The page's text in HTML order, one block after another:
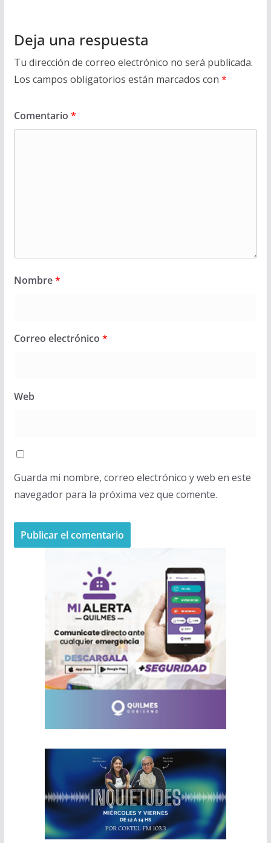
Deja una respuesta
Tu dirección de correo electrónico no será publicada.
Los campos obligatorios están marcados con *
Comentario *
Nombre*
Correo electrónico *
Web
Guarda mi nombre, correo electrónico y web en este
navegador para la próxima vez que comente.